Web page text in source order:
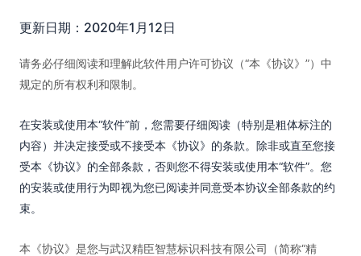
更新日期：2020年1月12日
请务必仔细阅读和理解此软件用户许可协议（“本《协议》”）中
规定的所有权利和限制。
在安装或使用本“软件”前，您需要仔细阅读（特别是粗体标注的
内容）并决定接受或不接受本《协议》的条款。除非或直至您接
受本《协议》的全部条款，否则您不得安装或使用本“软件”。您
的安装或使用行为即视为您已阅读并同意受本协议全部条款的约
束。
本《协议》是您与武汉精臣智慧标识科技有限公司（简称“精